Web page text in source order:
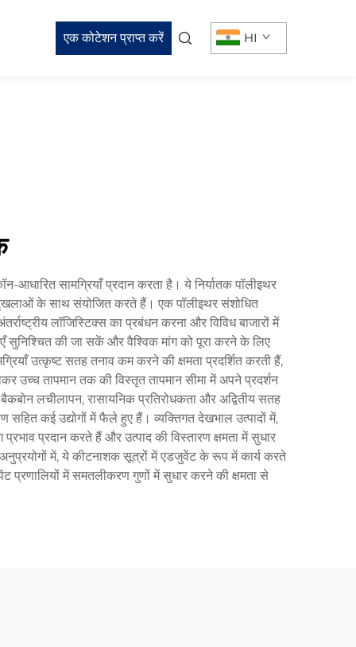
एक कोटेशन प्राप्त करें HI
आधारित सामग्रियाँ प्रदान करता है। ये निर्यातक पॉलीइथर
के साथ संयोजित करते हैं। एक पॉलीइथर संशोधित
लॉजिस्टिक्स का प्रबंधन करना और विविध बाजारों में
सुनिश्चित की जा सकें और वैश्विक मांग को पूरा करने के लिए
उत्कृष्ट सतह तनाव कम करने की क्षमता प्रदर्शित करती हैं,
उच्च तापमान तक की विस्तृत तापमान सीमा में अपने प्रदर्शन
लचीलापन, रासायनिक प्रतिरोधकता और अद्वितीय सतह
सहित कई उद्योगों में फैले हुए हैं। व्यक्तिगत देखभाल उत्पादों में,
प्रदान करते हैं और उत्पाद की विस्तारण क्षमता में सुधार
में, ये कीटनाशक सूत्रों में एडजुवेंट के रूप में कार्य करते
प्रणालियों में समतलीकरण गुणों में सुधार करने की क्षमता से